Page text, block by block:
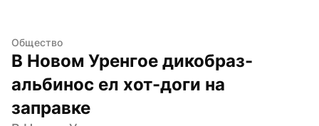
Общество
В Новом Уренгое дикобраз-
альбинос ел хот-доги на
заправке